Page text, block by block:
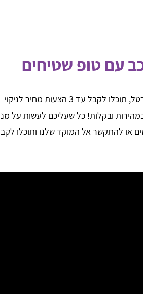
עם טופ שטיחים
משווים וחוסכים! דרך הפורטל, תוכלו לקבל עד 3 הצעות מחיר לניקוי
ובקלות! כל שעליכם לעשות על
או להתקשר אל המוקד שלנו ותוכלו